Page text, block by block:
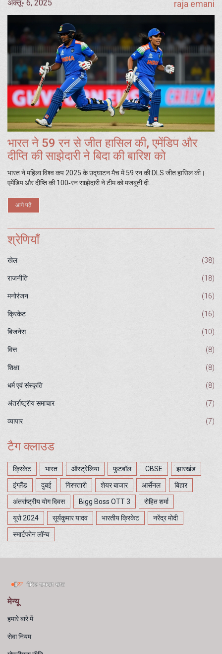
अक्तू॰ 6, 2025 raja emani
भारत ने 59 रन से जीत हासिल की, एमेंडिप और
दीप्ति की साझेदारी ने बिदा की बारिश को
भारत ने महिला विश्व कप 2025 के उद्घाटन मैच में 59 रन की DLS जीत हासिल की।
एमेंडिप और दीप्ति की 100‑रन साझेदारी ने टीम को मजबूती दी.
आगे पढ़ें
श्रेणियाँ
खेल (38)
राजनीति (18)
मनोरंजन (16)
क्रिकेट (16)
बिजनेस (10)
वित्त (8)
शिक्षा (8)
धर्म एवं संस्कृति (8)
अंतर्राष्ट्रीय समाचार (7)
व्यापार (7)
टैग क्लाउड
क्रिकेट भारत ऑस्ट्रेलिया फुटबॉल CBSE झारखंड
इंग्लैंड दुबई गिरफ्तारी शेयर बाजार आर्सेनल बिहार
अंतर्राष्ट्रीय योग दिवस Bigg Boss OTT 3 रोहित शर्मा
यूरो 2024 सूर्यकुमार यादव भारतीय क्रिकेट नरेंद्र मोदी
स्मार्टफोन लॉन्च
मेन्यू
हमारे बारे में
सेवा नियम